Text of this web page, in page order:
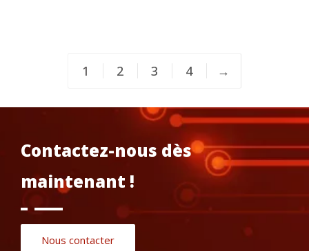
1 2 3 4 →
Contactez-nous dès
maintenant !
Nous contacter